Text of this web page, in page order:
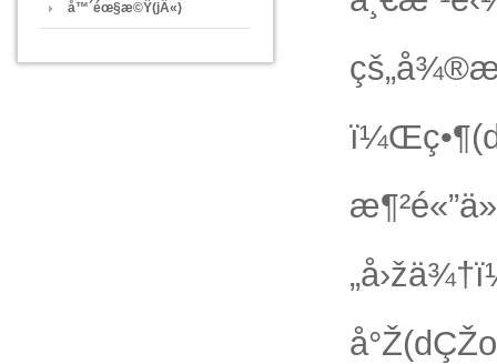
å™´éœ§æ©Ÿ(jÄ«)